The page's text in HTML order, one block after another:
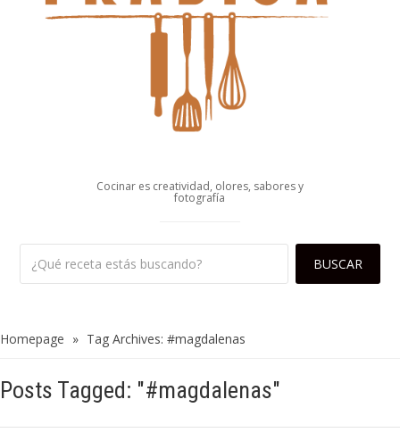
Cocinar es creatividad, olores, sabores y
fotografía
Homepage » Tag Archives: #magdalenas
Posts Tagged: "#magdalenas"